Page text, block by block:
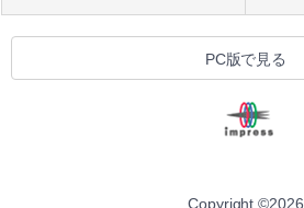
PC版で見る
Copyright ©2026